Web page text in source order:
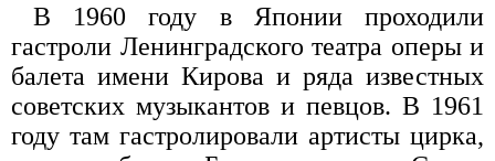
В 1960 году в Японии проходили
гастроли Ленинградского театра оперы и
балета имени Кирова и ряда известных
советских музыкантов и певцов. В 1961
году там гастролировали артисты цирка,